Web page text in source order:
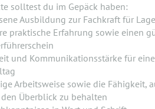
solltest du im Gepäck haben:
Ausbildung zur Fachkraft für
praktische Erfahrung sowie einen
und Kommunikationsstärke für
Arbeitsweise sowie die Fähigkeit,
Überblick zu behalten